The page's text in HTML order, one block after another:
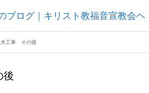
ブログ｜キリスト教福音宣教会ヘ
ォーチュンチャーチ
木工事 その後